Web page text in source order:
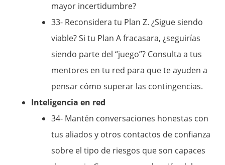
mayor incertidumbre?
33- Reconsidera tu Plan Z. ¿Sigue siendo
viable? Si tu Plan A fracasara, ¿seguirías
siendo parte del “juego”? Consulta a tus
mentores en tu red para que te ayuden a
pensar cómo superar las contingencias.
Inteligencia en red
34- Mantén conversaciones honestas con
tus aliados y otros contactos de confianza
sobre el tipo de riesgos que son capaces